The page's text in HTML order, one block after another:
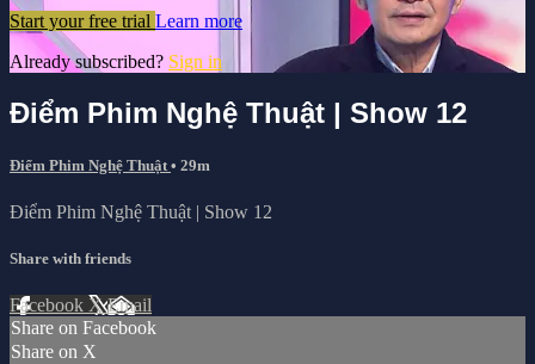
Start your free trial Learn more
Already subscribed? Sign in
Điểm Phim Nghệ Thuật | Show 12
Điểm Phim Nghệ Thuật • 29m
Điểm Phim Nghệ Thuật | Show 12
Share with friends
Facebook XEmail
Share on Facebook
Share on X